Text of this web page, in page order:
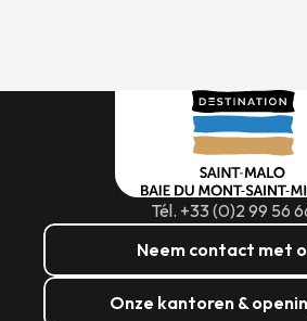
Tél. +33 (0)2 99 56
Neem contact met
Onze kantoren &